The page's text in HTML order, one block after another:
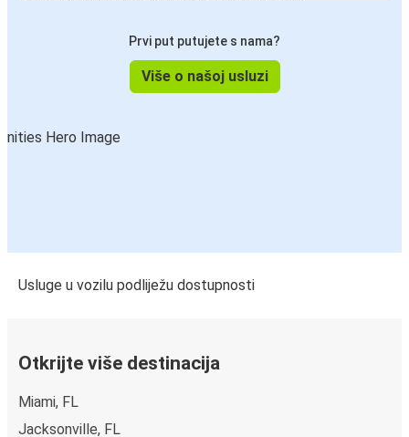
Prvi put putujete s nama?
Više o našoj usluzi
Usluge u vozilu podliježu dostupnosti
Otkrijte više destinacija
Miami, FL
Jacksonville, FL